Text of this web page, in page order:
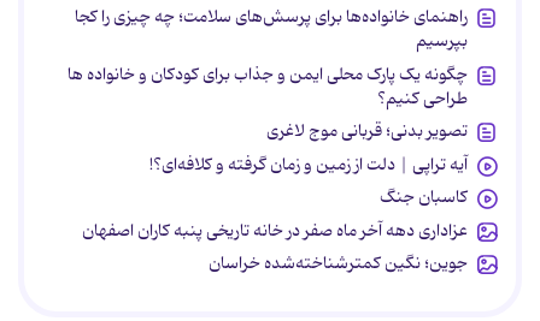
راهنمای خانواده‌ها برای پرسش‌های سلامت؛ چه چیزی را کجا
بپرسیم
چگونه یک پارک محلی ایمن و جذاب برای کودکان و خانواده ها
طراحی کنیم؟
تصویر بدنی؛ قربانی موج لاغری
آیه تراپی | دلت از زمین و زمان گرفته و کلافه‌ای؟!
کاسبان جنگ
عزاداری دهه آخر ماه صفر در خانه تاریخی پنبه کاران اصفهان
جوین؛ نگین کمترشناخته‌شده خراسان